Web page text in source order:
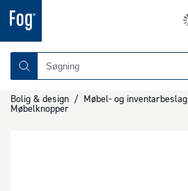
Bolig & design / Møbel- og inventarbeslag
Møbelknopper